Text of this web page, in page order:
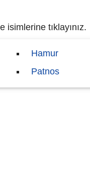
isimlerine tıklayınız.
Hamur
Patnos